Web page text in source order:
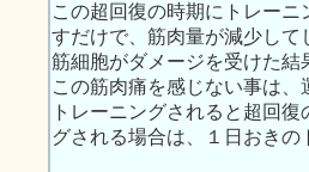
この超回復の時期にトレー
すだけで、筋肉量が減少して
筋細胞がダメージを受けた
この筋肉痛を感じない事は
トレーニングされると超回
グされる場合は、１日おき